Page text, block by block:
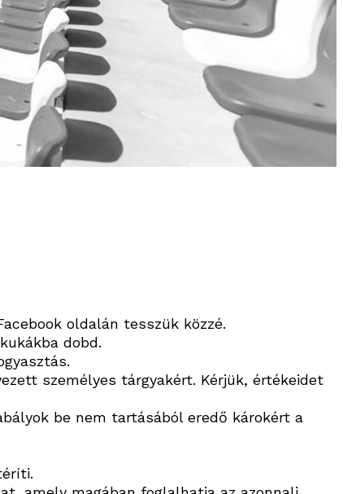
oldalán tesszük közzé.
dobd.
személyes tárgyakért. Kérjük, értékeidet
be nem tartásából eredő károkért a